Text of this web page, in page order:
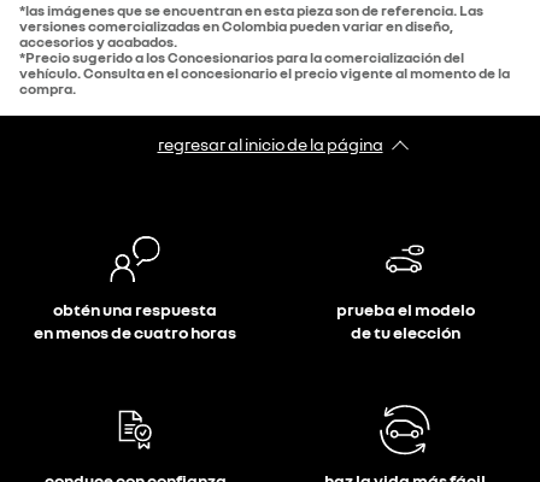
*las imágenes que se encuentran en esta pieza son de referencia. Las
versiones comercializadas en Colombia pueden variar en diseño,
accesorios y acabados.
*Precio sugerido a los Concesionarios para la comercialización del
vehículo. Consulta en el concesionario el precio vigente al momento de la
compra.
regresar al inicio de la página
obtén una respuesta
en menos de cuatro horas
prueba el modelo
de tu elección